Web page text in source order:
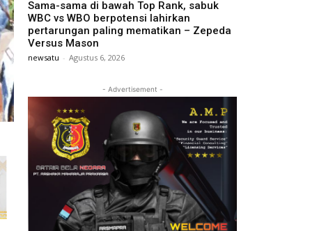
Sama-sama di bawah Top Rank, sabuk
WBC vs WBO berpotensi lahirkan
pertarungan paling mematikan – Zepeda
Versus Mason
newsatu - Agustus 6, 2026
- Advertisement -